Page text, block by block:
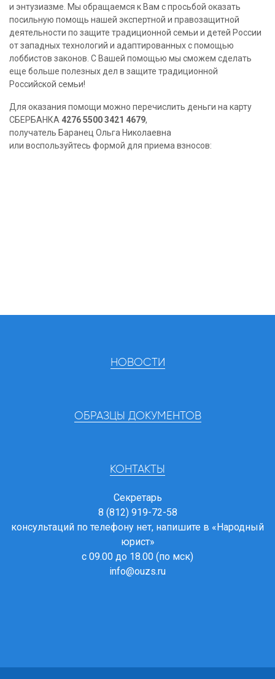
и энтузиазме. Мы обращаемся к Вам с просьбой оказать
посильную помощь нашей экспертной и правозащитной
деятельности по защите традиционной семьи и детей России
от западных технологий и адаптированных с помощью
лоббистов законов. С Вашей помощью мы сможем сделать
еще больше полезных дел в защите традиционной
Российской семьи!
Для оказания помощи можно перечислить деньги на карту
СБЕРБАНКА 4276 5500 3421 4679,
получатель Баранец Ольга Николаевна
или воспользуйтесь формой для приема взносов:
НОВОСТИ
ОБРАЗЦЫ ДОКУМЕНТОВ
КОНТАКТЫ
Секретарь
8 (812) 919-72-58
консультаций по телефону нет, напишите в «Народный
юрист»
с 09.00 до 18.00 (по мск)
info@ouzs.ru